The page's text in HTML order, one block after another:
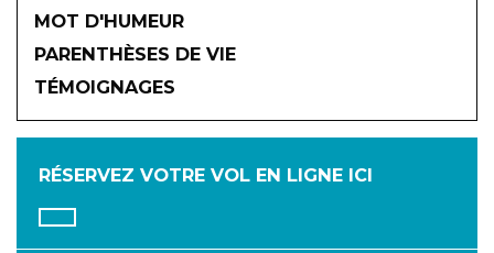
MOT D'HUMEUR
PARENTHÈSES DE VIE
TÉMOIGNAGES
RÉSERVEZ VOTRE VOL EN LIGNE ICI
JANVIER
AVRIL MAI JUIN
JUILLET AOÛT SEPTEMBRE
OCTOBRE